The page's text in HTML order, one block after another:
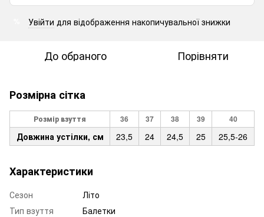
Увійти для відображення накопичувальної знижки
До обраного Порівняти
Розмірна сітка
Розмір взуття 36 37 38 39 40
Довжина устілки, см 23,5 24 24,5 25 25,5-26
Характеристики
Сезон
Літо
Тип взуття
Балетки